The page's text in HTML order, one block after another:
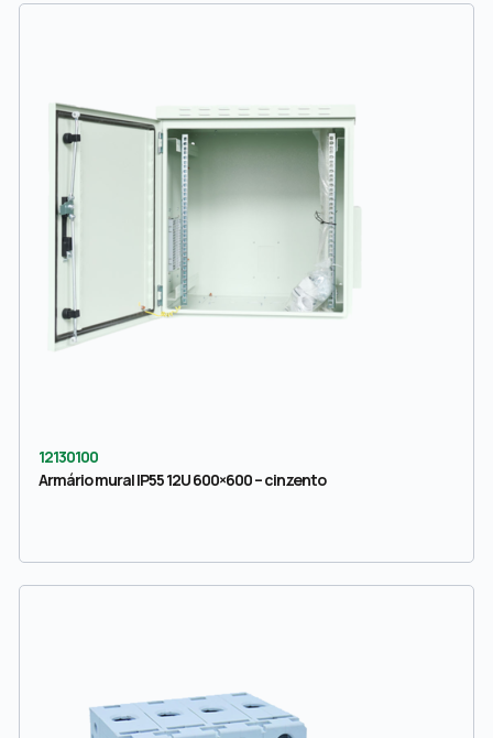
12130100
Armário mural IP55 12U 600×600 – cinzento